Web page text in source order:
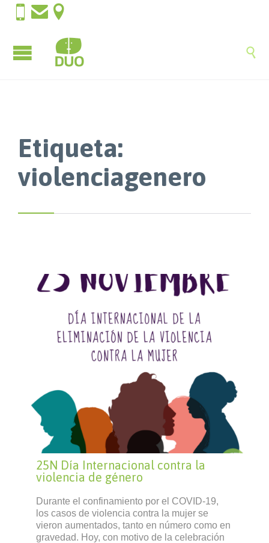
  

Etiqueta:
violenciagenero
25N Día Internacional contra la
violencia de género
Durante el confinamiento por el COVID-19,
los casos de violencia contra la mujer se
vieron aumentados, tanto en número como en
gravedad. Hoy, con motivo de la celebración